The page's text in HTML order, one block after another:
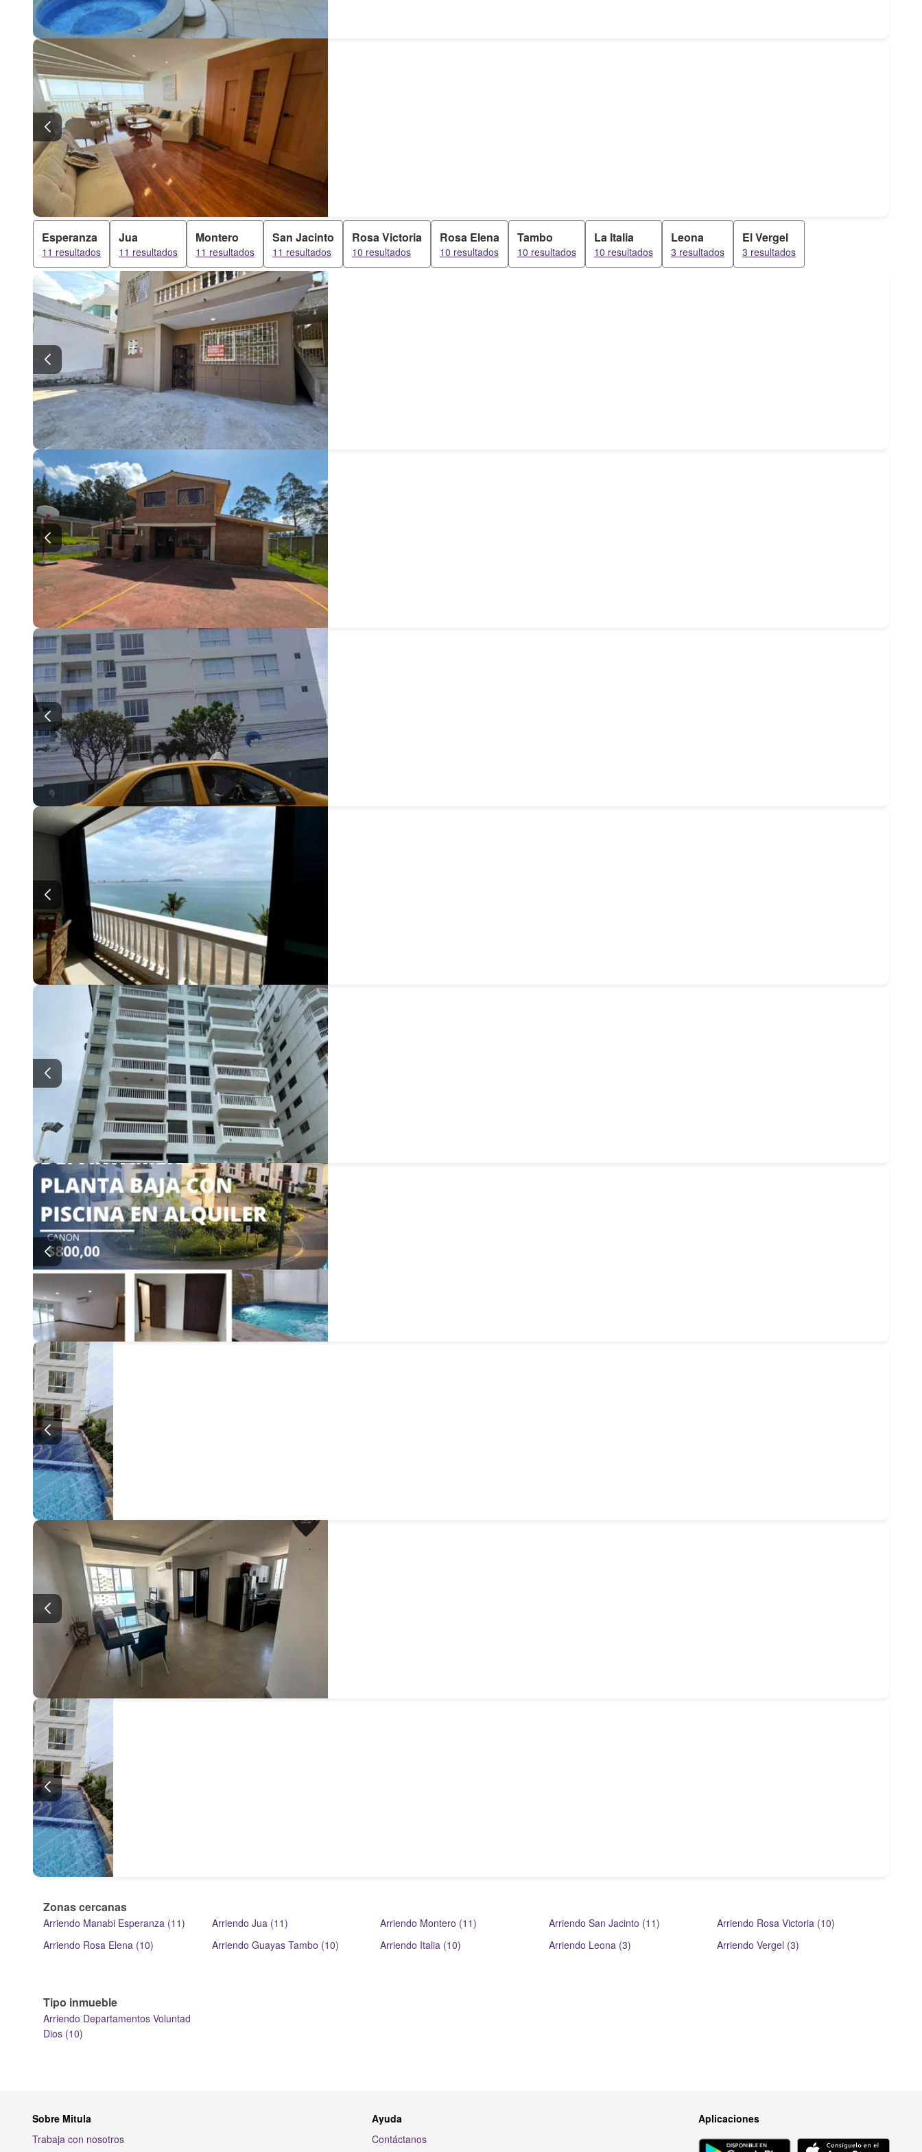
Esperanza
11 resultados
Jua
11 resultados
Montero
11 resultados
San Jacinto
11 resultados
Rosa Victoria
10 resultados
Rosa Elena
10 resultados
Tambo
10 resultados
La Italia
10 resultados
Leona
3 resultados
El Vergel
3 resultados
Zonas cercanas
Arriendo Manabi Esperanza (11) Arriendo Jua (11) Arriendo Montero (11) Arriendo San Jacinto (11)
Arriendo Rosa Victoria (10)
Arriendo Rosa Elena (10)
Arriendo Guayas Tambo (10) Arriendo Italia (10) Arriendo Leona (3) Arriendo Vergel (3)
Tipo inmueble
Arriendo Departamentos Voluntad
Dios (10)
Sobre Mitula
Trabaja con nosotros
Ayuda
Contáctanos
Aplicaciones